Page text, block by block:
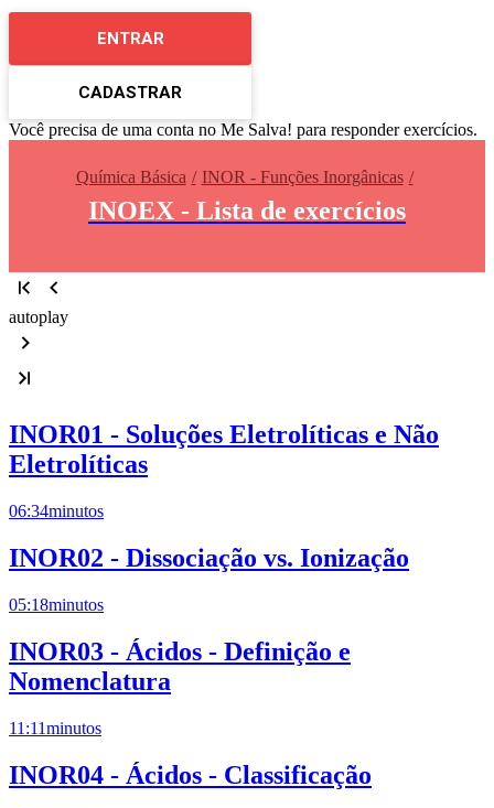
ENTRAR
CADASTRAR
Você precisa de uma conta no Me Salva! para responder exercícios.
Química Básica INOR - Funções Inorgânicas
INOEX - Lista de exercícios
autoplay
INOR01 - Soluções Eletrolíticas e Não
Eletrolíticas
06:34minutos
INOR02 - Dissociação vs. Ionização
05:18minutos
INOR03 - Ácidos - Definição e
Nomenclatura
11:11minutos
INOR04 - Ácidos - Classificação